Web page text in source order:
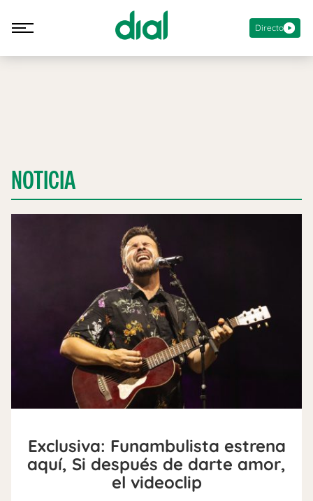
Directo
NOTICIA
Exclusiva: Funambulista estrena
aquí, Si después de darte amor,
el videoclip